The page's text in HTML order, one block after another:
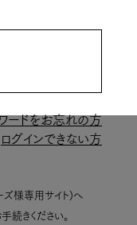
ードをお忘れの方
ログインできない方
様専用サイト)へ
きください。